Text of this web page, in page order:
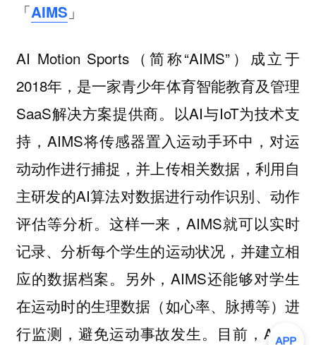
「AIMS 」
AI Motion Sports（简称“AIMS”）成立于
2018年，是一家青少年体育智能教育及管理
SaaS解决方案提供商。 以AI与IoT为技术支
持， AIMS将传感器置入运动手环中，对运
动动作进行捕捉，并上传相关数据，利用自
主研发的AI算法对数据进行动作识别、动作
评估等分析。这样一来，AIMS就可以实时
记录、分析每个学生的运动状况，并建立相
应的数据档案。另外，AIMS还能够对学生
在运动时的生理数据（如心率、脉搏等）进
行监测，避免运动事故发生。目前，AIMS